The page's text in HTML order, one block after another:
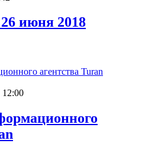
июня 2018
12:00